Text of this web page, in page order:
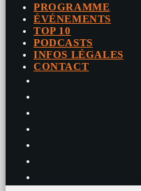
PROGRAMME
ÉVÉNEMENTS
TOP 10
PODCASTS
INFOS LÉGALES
CONTACT